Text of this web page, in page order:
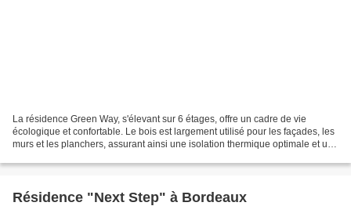
La résidence Green Way, s'élevant sur 6 étages, offre un cadre de vie
écologique et confortable. Le bois est largement utilisé pour les façades, les
murs et les planchers, assurant ainsi une isolation thermique optimale et une
Résidence "Next Step" à Bordeaux